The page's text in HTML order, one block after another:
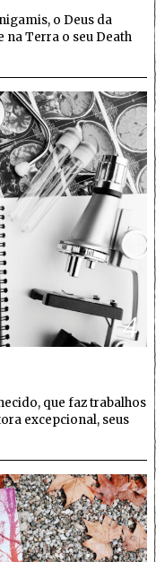
o Deus da
Terra o seu Death
4
que faz trabalhos
excepcional, seus